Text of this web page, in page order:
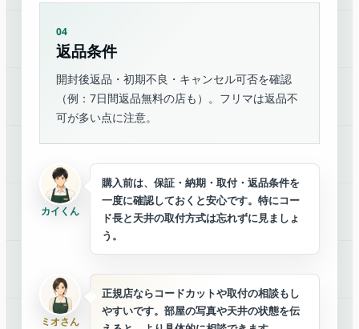
04
返品条件
開封後返品・初期不良・キャンセル可否を確認
（例：7日間返品無料の店も）。フリマは返品不
可が多い点に注意。
カイくん
購入前は、保証・納期・取付・返品条件を
一度に確認しておくと安心です。特にコー
ド長と天井の取付方式は忘れずに見ましょ
う。
ミオさん
正規店ならコードカットや取付の相談もし
やすいです。部屋の写真や天井の状態を伝